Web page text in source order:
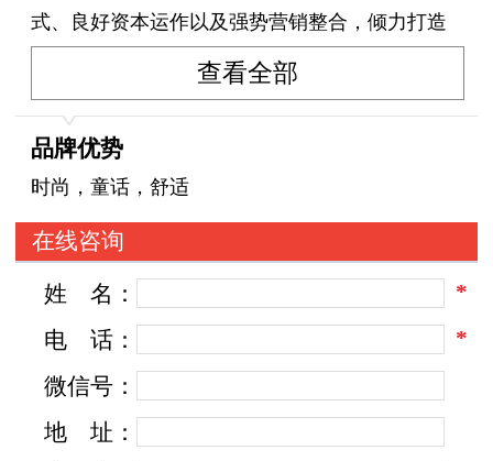
式、良好资本运作以及强势营销整合，倾力打造
中国少年鞋服用品第一品牌。
公司秉承独有的文化底蕴和欧式设计风格优
势，填补了中国现阶段尚无高品位、高质量儿童
建卡丁儿童用品世界。 中国少年对鞋服个性需求
为品牌导向，以新一代中国少年生活装备为品牌
标准，全新定义卡丁品牌价值，以“快乐营销”为
战略点，宣扬“有爱更快乐”的品牌诉求，实现品
牌战略全面转型，全力打造中国少年快乐生活装
备，致力成为中国少年最具影响力的鞋服品牌。
查看全部
品牌优势
时尚，童话，舒适
在线咨询
姓
名：
*
电
话：
*
微信号：
地
址：